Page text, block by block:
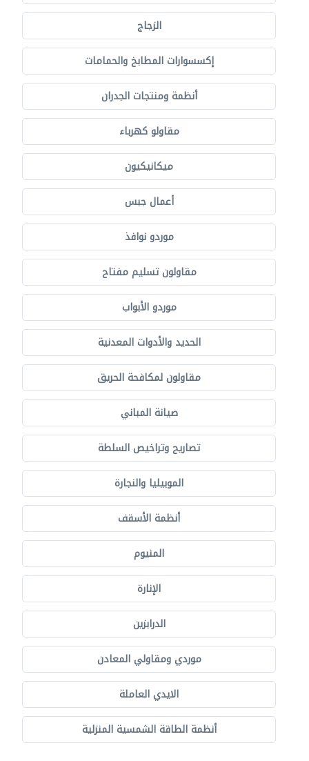
الزجاج
إكسسوارات المطابخ والحمامات
أنظمة ومنتجات الجدران
مقاولو كهرباء
ميكانيكيون
أعمال جبس
موردو نوافذ
مقاولون تسليم مفتاح
موردو الأبواب
الحديد والأدوات المعدنية
مقاولون لمكافحة الحريق
صيانة المباني
تصاريح وتراخيص السلطة
الموبيليا والنجارة
أنظمة الأسقف
المنيوم
الإنارة
الدرابزين
موردي ومقاولي المعادن
الايدي العاملة
أنظمة الطاقة الشمسية المنزلية